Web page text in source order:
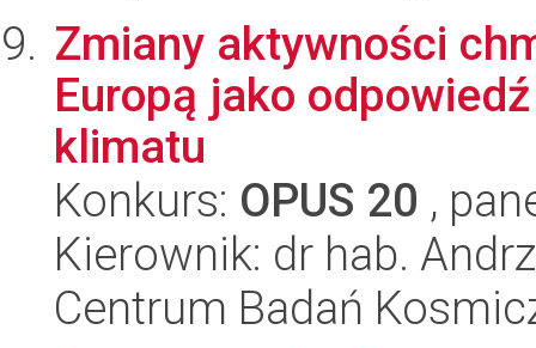
Zmiany aktywności
Europą jako
klimatu
Konkurs: OPUS 20 ,
Kierownik: dr hab.
Centrum Badań